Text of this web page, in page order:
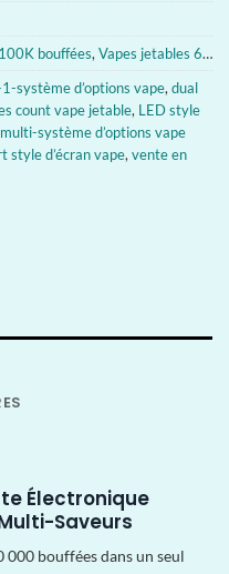
bouffées, Vapes jetables 60000 bouffées
système d’options vape, dual
count vape jetable, LED style
multi-système d’options vape
style d’écran vape, vente en
Électronique
Saveurs
bouffées dans un seul